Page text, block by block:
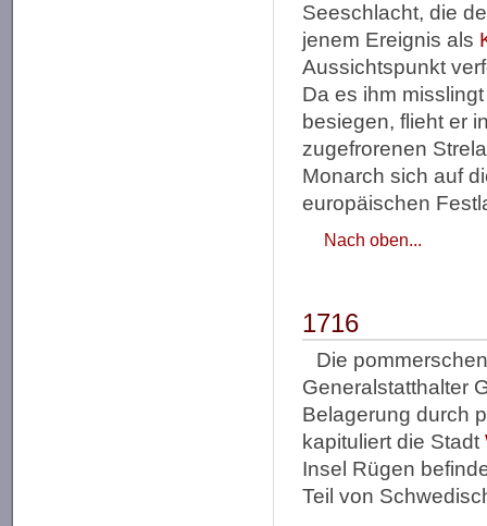
Seeschlacht, die
jenem Ereignis als
Aussichtspunkt
Da es ihm
besiegen, flieht er
zugefrorenen
Monarch sich auf
europäischen
Nach oben...
1716
Die
Generalstatthalter
Belagerung durch
kapituliert die Stadt
Insel Rügen
Teil von